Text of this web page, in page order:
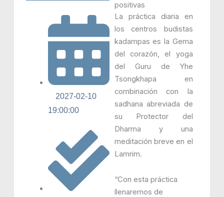
2027-02-10
19:00:00
positivas
La práctica diaria en
los centros budistas
kadampas es la Gema
del corazón, el yoga
del Guru de Yhe
Tsongkhapa en
combinación con la
sadhana abreviada de
su Protector del
Dharma y una
meditación breve en el
Lamrim.
“Con esta práctica
llenaremos de